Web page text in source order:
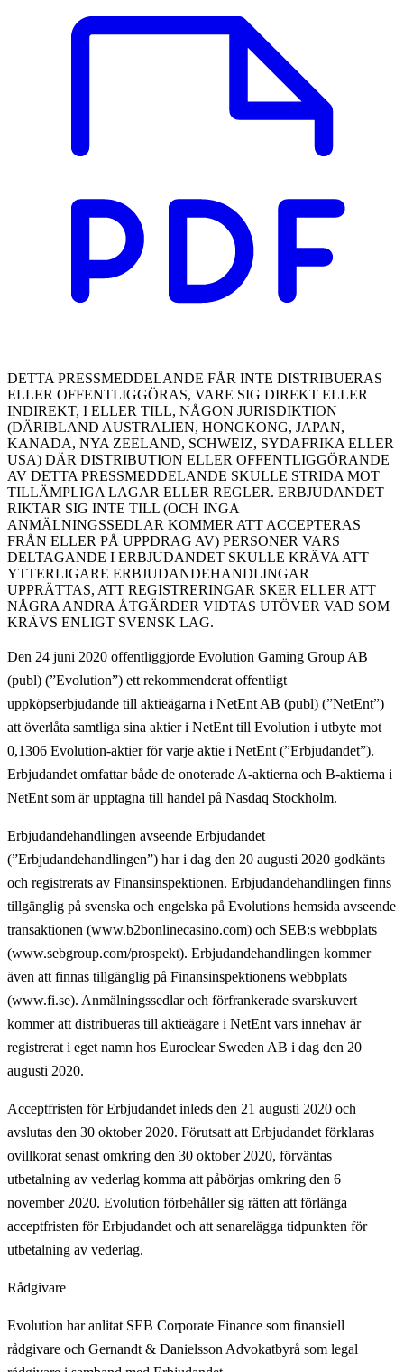
DETTA PRESSMEDDELANDE FÅR INTE DISTRIBUERAS
ELLER OFFENTLIGGÖRAS, VARE SIG DIREKT ELLER
INDIREKT, I ELLER TILL, NÅGON JURISDIKTION
(DÄRIBLAND AUSTRALIEN, HONGKONG, JAPAN,
KANADA, NYA ZEELAND, SCHWEIZ, SYDAFRIKA ELLER
USA) DÄR DISTRIBUTION ELLER OFFENTLIGGÖRANDE
AV DETTA PRESSMEDDELANDE SKULLE STRIDA MOT
TILLÄMPLIGA LAGAR ELLER REGLER. ERBJUDANDET
RIKTAR SIG INTE TILL (OCH INGA
ANMÄLNINGSSEDLAR KOMMER ATT ACCEPTERAS
FRÅN ELLER PÅ UPPDRAG AV) PERSONER VARS
DELTAGANDE I ERBJUDANDET SKULLE KRÄVA ATT
YTTERLIGARE ERBJUDANDE­HANDLINGAR
UPPRÄTTAS, ATT REGISTRERINGAR SKER ELLER ATT
NÅGRA ANDRA ÅTGÄRDER VIDTAS UTÖVER VAD SOM
KRÄVS ENLIGT SVENSK LAG.
Den 24 juni 2020 offentliggjorde Evolution Gaming Group AB
(publ) (”Evolution”) ett rekommenderat offentligt
uppköpserbjudande till aktieägarna i NetEnt AB (publ) (”NetEnt”)
att överlåta samtliga sina aktier i NetEnt till Evolution i utbyte mot
0,1306 Evolution-aktier för varje aktie i NetEnt (”Erbjudandet”).
Erbjudandet omfattar både de onoterade A-aktierna och B-aktierna i
NetEnt som är upptagna till handel på Nasdaq Stockholm.
Erbjudandehandlingen avseende Erbjudandet
(”Erbjudandehandlingen”) har i dag den 20 augusti 2020 godkänts
och registrerats av Finansinspektionen. Erbjudandehandlingen finns
tillgänglig på svenska och engelska på Evolutions hemsida avseende
transaktionen (www.b2bonlinecasino.com) och SEB:s webbplats
(www.sebgroup.com/prospekt). Erbjudandehandlingen kommer
även att finnas tillgänglig på Finansinspektionens webbplats
(www.fi.se). Anmälningssedlar och förfrankerade svarskuvert
kommer att distribueras till aktieägare i NetEnt vars innehav är
registrerat i eget namn hos Euroclear Sweden AB i dag den 20
augusti 2020.
Acceptfristen för Erbjudandet inleds den 21 augusti 2020 och
avslutas den 30 oktober 2020. Förutsatt att Erbjudandet förklaras
ovillkorat senast omkring den 30 oktober 2020, förväntas
utbetalning av vederlag komma att påbörjas omkring den 6
november 2020. Evolution förbehåller sig rätten att förlänga
acceptfristen för Erbjudandet och att senarelägga tidpunkten för
utbetalning av vederlag.
Rådgivare
Evolution har anlitat SEB Corporate Finance som finansiell
rådgivare och Gernandt & Danielsson Advokatbyrå som legal